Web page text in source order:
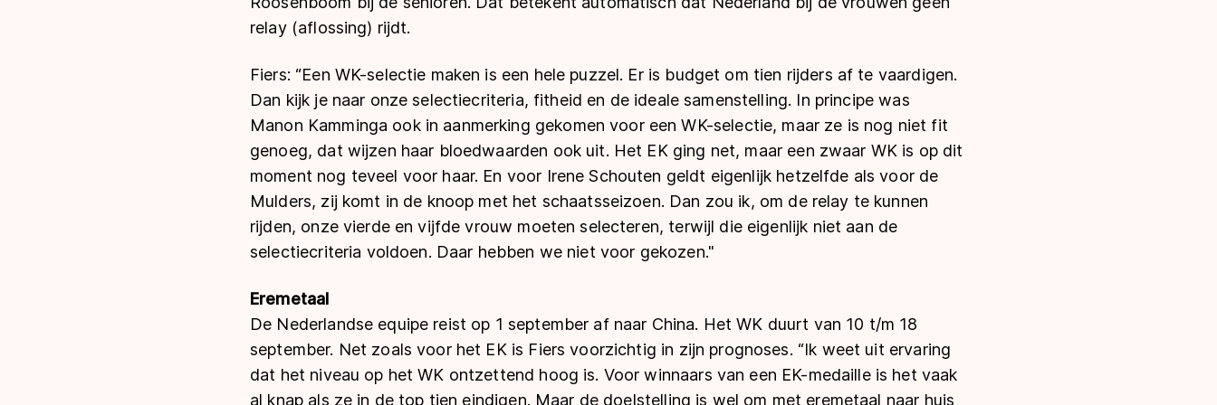
relay (aflossing) rijdt.
Fiers: “Een WK-selectie maken is een hele puzzel. Er is budget om tien rijders af te vaardigen.
Dan kijk je naar onze selectiecriteria, fitheid en de ideale samenstelling. In principe was
Manon Kamminga ook in aanmerking gekomen voor een WK-selectie, maar ze is nog niet fit
genoeg, dat wijzen haar bloedwaarden ook uit. Het EK ging net, maar een zwaar WK is op dit
moment nog teveel voor haar. En voor Irene Schouten geldt eigenlijk hetzelfde als voor de
Mulders, zij komt in de knoop met het schaatsseizoen. Dan zou ik, om de relay te kunnen
rijden, onze vierde en vijfde vrouw moeten selecteren, terwijl die eigenlijk niet aan de
selectiecriteria voldoen. Daar hebben we niet voor gekozen."
Eremetaal
De Nederlandse equipe reist op 1 september af naar China. Het WK duurt van 10 t/m 18
september. Net zoals voor het EK is Fiers voorzichtig in zijn prognoses. “Ik weet uit ervaring
dat het niveau op het WK ontzettend hoog is. Voor winnaars van een EK-medaille is het vaak
al knap als ze in de top tien eindigen. Maar de doelstelling is wel om met eremetaal naar huis